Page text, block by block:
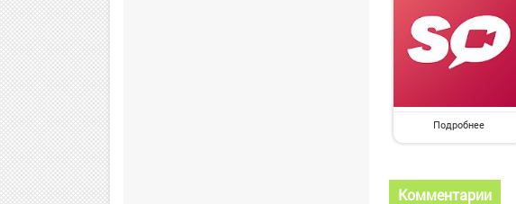
Подробнее
Комментарии